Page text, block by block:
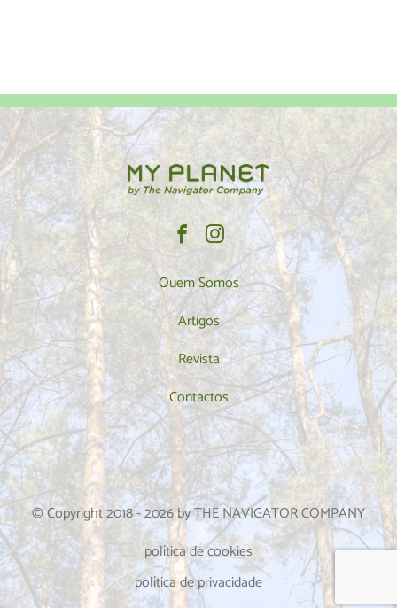
Quem Somos
Artigos
Revista
Contactos
© Copyright 2018 -2026by THE NAVIGATOR COMPANY
política de cookies
política de privacidade